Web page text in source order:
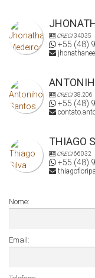
CRECI34035
+55 (48)
CRECI38.206
+55 (48)
THIAGO
CRECI66032
+55 (48)
Nome:
Email: